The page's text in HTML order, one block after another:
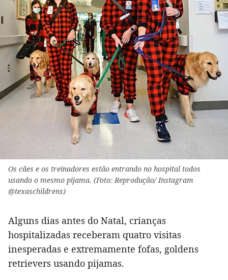
Os cães e os treinadores estão entrando no hospital todos
usando o mesmo pijama. (Foto: Reprodução/ Instagram
@texaschildrens)
Alguns dias antes do Natal, crianças
hospitalizadas receberam quatro visitas
inesperadas e extremamente fofas, goldens
retrievers usando pijamas.